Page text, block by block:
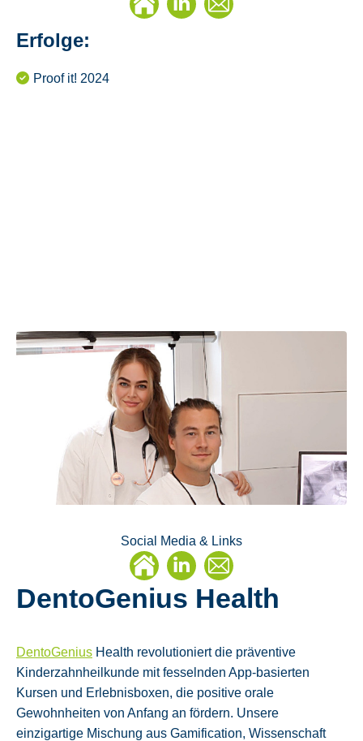
Linkedin
E-
Erfolge:
Proof it! 2024
Social Media & Links
Linkedin
E-
Mail
DentoGenius Health
DentoGenius Health revolutioniert die präventive
Kinderzahnheilkunde mit fesselnden App-basierten
Kursen und Erlebnisboxen, die positive orale
Gewohnheiten von Anfang an fördern. Unsere
einzigartige Mischung aus Gamification, Wissenschaft